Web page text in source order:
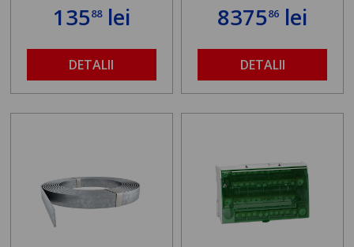
13588lei
DETALII
837586 lei
DETALII